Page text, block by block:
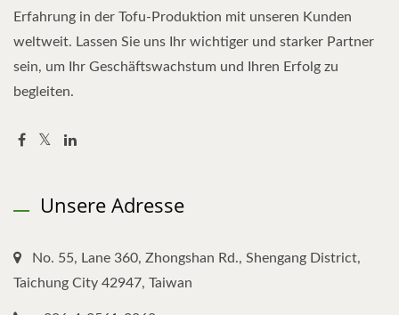
Erfahrung in der Tofu-Produktion mit unseren Kunden
weltweit. Lassen Sie uns Ihr wichtiger und starker Partner
sein, um Ihr Geschäftswachstum und Ihren Erfolg zu
begleiten.
Unsere Adresse
No. 55, Lane 360, Zhongshan Rd., Shengang District,
Taichung City 42947, Taiwan